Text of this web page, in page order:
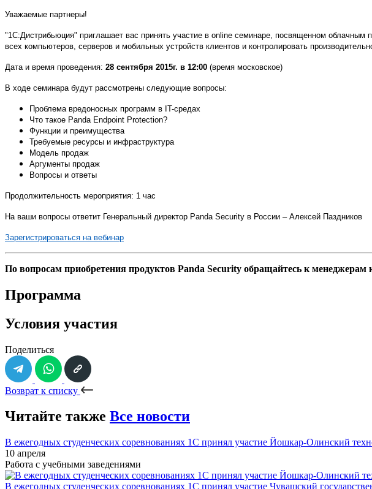
Уважаемые партнеры!
"1С:Дистрибьюция" приглашает вас принять участие в online семинаре, посвященном облачным
всех компьютеров, серверов и мобильных устройств клиентов и контролировать
Дата и время проведения: 28 сентября 2015г. в 12:00 (время московское)
В ходе семинара будут рассмотрены следующие вопросы:
Проблема вредоносных программ в IT-средах
Что такое Panda Endpoint Protection?
Функции и преимущества
Требуемые ресурсы и инфраструктура
Модель продаж
Аргументы продаж
Вопросы и ответы
Продолжительность мероприятия: 1 час
На ваши вопросы ответит Генеральный директор Panda Security в России – Алексей Паздников
Зарегистрироваться на вебинар
По вопросам приобретения продуктов Panda Security обращайтесь к
Программа
Условия участия
Поделиться
Возврат к списку
Читайте также Все новости
В ежегодных студенческих соревнованиях 1С принял участие Йошкар-Олинский
10 апреля
Работа с учебными заведениями
В ежегодных студенческих соревнованиях 1С принял участие Чувашский